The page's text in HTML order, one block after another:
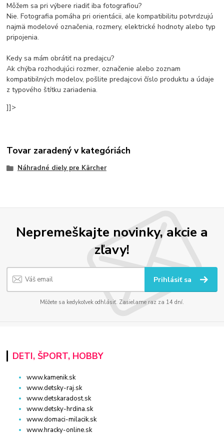
Môžem sa pri výbere riadiť iba fotografiou?
Nie. Fotografia pomáha pri orientácii, ale kompatibilitu potvrdzujú
najmä modelové označenia, rozmery, elektrické hodnoty alebo typ
pripojenia.
Kedy sa mám obrátiť na predajcu?
Ak chýba rozhodujúci rozmer, označenie alebo zoznam
kompatibilných modelov, pošlite predajcovi číslo produktu a údaje
z typového štítku zariadenia.
]]>
Tovar zaradený v kategóriách
Náhradné diely pre Kärcher
Nepremeškajte novinky, akcie a
zľavy!
Prihlásiť sa
Môžete sa kedykoľvek odhlásiť. Zasielame raz za 14 dní.
DETI, ŠPORT, HOBBY
www.kamenik.sk
www.detsky-raj.sk
www.detskaradost.sk
www.detsky-hrdina.sk
www.domaci-milacik.sk
www.hracky-online.sk